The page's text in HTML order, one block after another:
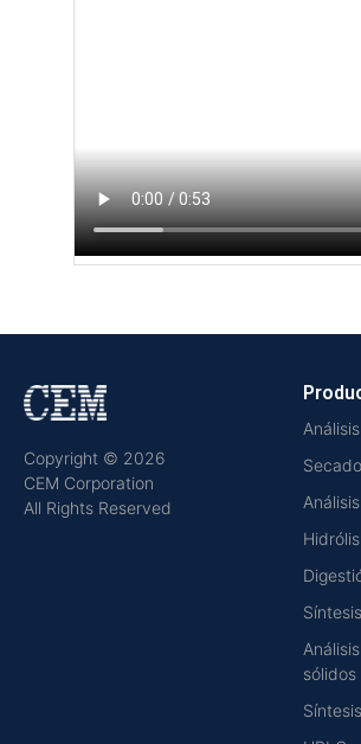
Copyright © 2026
CEM Corporation
All Rights Reserved
Secado
sólidos